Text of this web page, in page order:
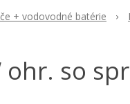
+ vodovodné batérie
ohr. so